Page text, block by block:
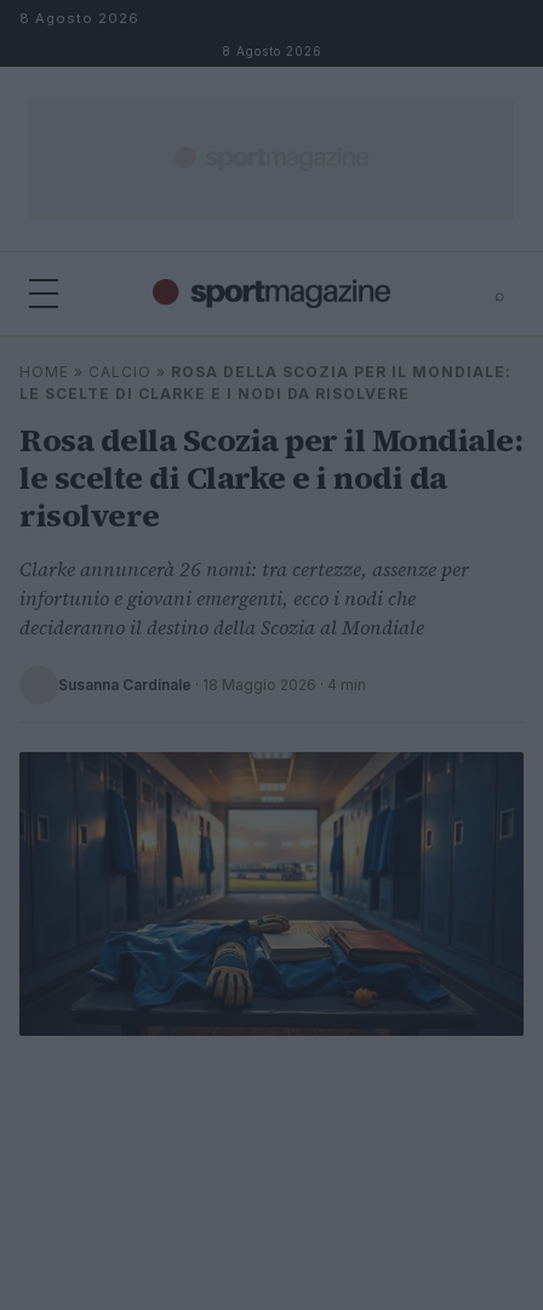
Salta al contenuto
8 Agosto 2026
8 Agosto 2026
⌕
Cerca
⌕ ×
HOME » CALCIO » ROSA DELLA SCOZIA PER IL MONDIALE:
LE SCELTE DI CLARKE E I NODI DA RISOLVERE
Rosa della Scozia per il Mondiale:
le scelte di Clarke e i nodi da
risolvere
Clarke annuncerà 26 nomi: tra certezze, assenze per
infortunio e giovani emergenti, ecco i nodi che
decideranno il destino della Scozia al Mondiale
Susanna Cardinale · 18 Maggio 2026 · 4 min